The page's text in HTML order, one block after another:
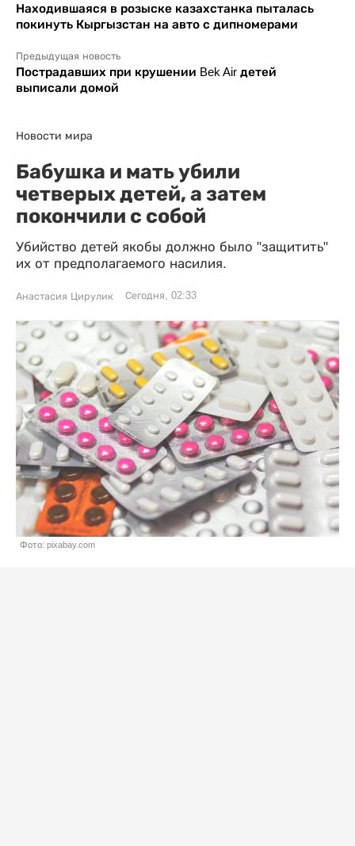
Находившаяся в розыске казахстанка пыталась
покинуть Кыргызстан на авто с дипномерами
Предыдущая новость
Пострадавших при крушении Bek Air детей
выписали домой
Новости мира
Бабушка и мать убили
четверых детей, а затем
покончили с собой
Убийство детей якобы должно было "защитить"
их от предполагаемого насилия.
Анастасия Цирулик Сегодня, 02:33
Фото: pixabay.com